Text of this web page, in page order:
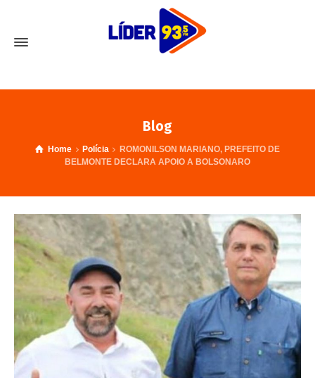
Blog
Home Polícia
ROMONILSON MARIANO, PREFEITO DE
BELMONTE DECLARA APOIO A BOLSONARO